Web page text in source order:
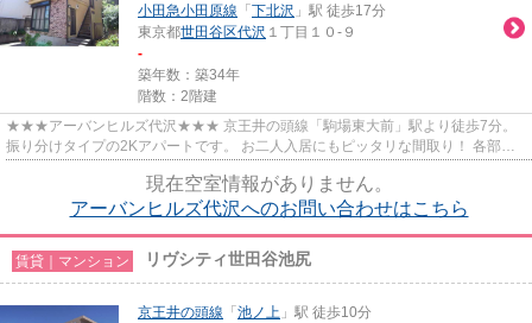
小田急小田原線 「 下北沢 」駅 徒歩17分
東京都世田谷区代沢 １丁目１０-９
-
築年数：築34年
階数：2階建
★★★アーバンヒルズ代沢★★★ 京王井の頭線「駒場東大前」駅より徒歩7分。
振り分けタイプの2Kアパートです。 お二人入居にもピッタリな間取り！ 各部屋
現在空室情報がありません。
アーバンヒルズ代沢へのお問い合わせはこちら
賃貸｜マンション リヴシティ世田谷池尻
京王井の頭線 「 池ノ上 」駅 徒歩10分